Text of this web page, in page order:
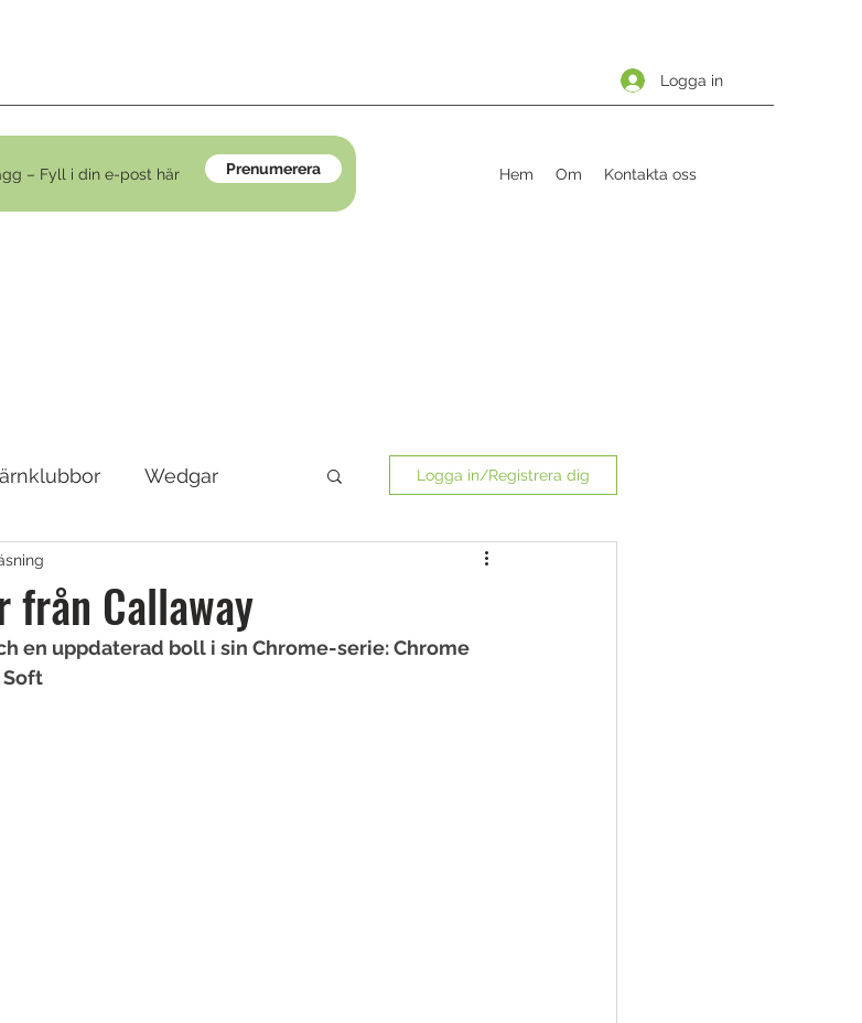
Logga in
Hem Om Kontakta oss
Prenumerera
Wedgar
Träningshjälpmedel
Logga in/Registrera dig
från Callaway
en uppdaterad boll i sin Chrome-serie: Chrome
Soft